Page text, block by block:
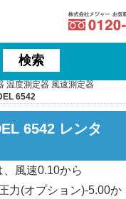
検索
温度測定器 風速測定器
6542
6542 レンタ
風速0.10から
力(オプション)-5.00か